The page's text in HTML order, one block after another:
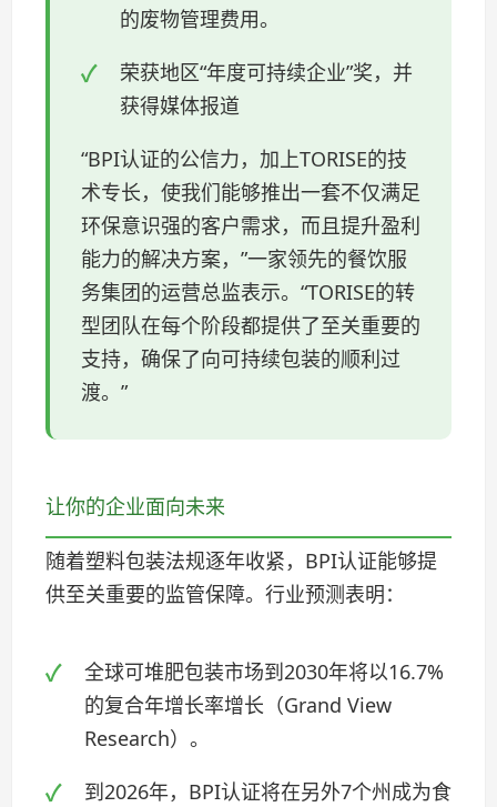
的废物管理费用。
荣获地区“年度可持续企业”奖，并
获得媒体报道
“BPI认证的公信力，加上TORISE的技
术专长，使我们能够推出一套不仅满足
环保意识强的客户需求，而且提升盈利
能力的解决方案，”一家领先的餐饮服
务集团的运营总监表示。“TORISE的转
型团队在每个阶段都提供了至关重要的
支持，确保了向可持续包装的顺利过
渡。”
让你的企业面向未来
随着塑料包装法规逐年收紧，BPI认证能够提
供至关重要的监管保障。行业预测表明：
全球可堆肥包装市场到2030年将以16.7%
的复合年增长率增长（Grand View
Research）。
到2026年，BPI认证将在另外7个州成为食